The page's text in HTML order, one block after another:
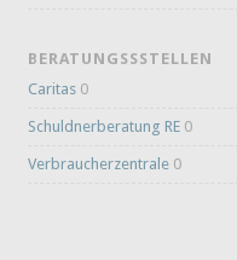
BERATUNGSSSTELLEN
Caritas 0
Schuldnerberatung RE 0
Verbraucherzentrale 0